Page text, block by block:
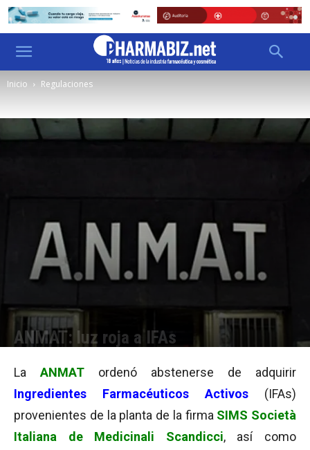
Inicio Regulaciones
ANMAT: luz roja a IFAs
La ANMAT ordenó abstenerse de adquirir
Ingredientes Farmacéuticos Activos
(IFAs)
provenientes de la planta de la firma SIMS Società
Italiana de Medicinali Scandicci, así como